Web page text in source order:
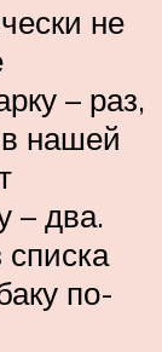
не
– раз,
нашей
– два.
по-